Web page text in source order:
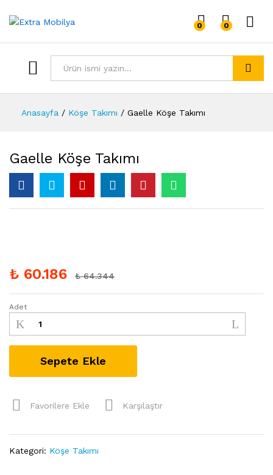
0 0
Tümü
Arama
Anasayfa / Köşe Takımı / Gaelle Köşe Takımı
Gaelle Köşe Takımı
₺ 60.186 ₺64.344
Adet
Sepete Ekle
Favorilere Ekle Karşılaştır
Kategori: Köşe Takımı